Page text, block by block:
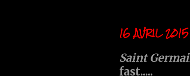
16 AVRIL 2015
Saint
fast.....